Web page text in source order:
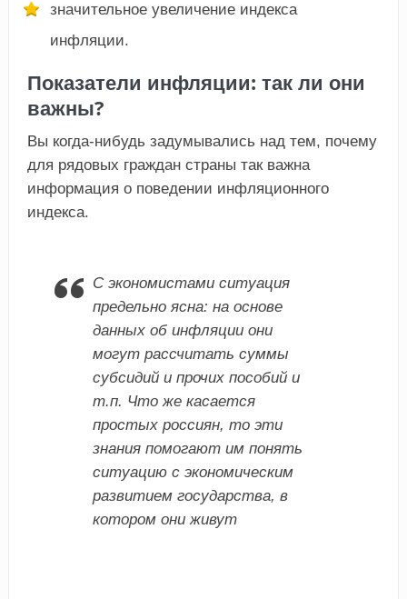
значительное увеличение индекса
инфляции.
Показатели инфляции: так ли они
важны?
Вы когда-нибудь задумывались над тем, почему
для рядовых граждан страны так важна
информация о поведении инфляционного
индекса.
С экономистами ситуация
предельно ясна: на основе
данных об инфляции они
могут рассчитать суммы
субсидий и прочих пособий и
т.п. Что же касается
простых россиян, то эти
знания помогают им понять
ситуацию с экономическим
развитием государства, в
котором они живут